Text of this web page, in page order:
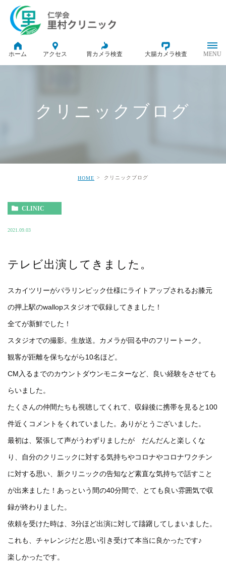
ホーム アクセス 胃カメラ検査 大腸カメラ検査
クリニックブログ
HOME クリニックブログ
CLINIC
2021.09.03
テレビ出演してきました。
スカイツリーがパラリンピック仕様にライトアップされるお膝元
の押上駅のwallopスタジオで収録してきました！
全てが新鮮でした！
スタジオでの撮影。生放送。カメラが回る中のフリートーク。
観客が距離を保ちながら10名ほど。
CM入るまでのカウントダウンモニターなど、良い経験をさせても
らいました。
たくさんの仲間たちも視聴してくれて、 収録後に携帯を見ると100
件近くコメントをくれていました。ありがとうございました。
最初は、緊張して声がうわずりましたが だんだんと楽しくな
り、自分のクリニックに対する気持ちやコロナやコロナワクチン
に対する思い、新クリニックの告知など素直な気持ちで話すこと
が出来ました！あっという間の40分間で、とても良い雰囲気で収
録が終わりました。
依頼を受けた時は、3分ほど出演に対して躊躇してしまいました。
これも、チャレンジだと思い引き受けて本当に良かったです♪
楽しかったです。